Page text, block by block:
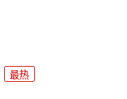
最热